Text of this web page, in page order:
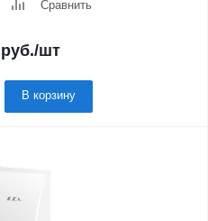
Сравнить
/шт
В корзину